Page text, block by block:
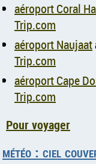
aéroport Coral
Trip.com
aéroport Naujaat
Trip.com
aéroport Cape
Trip.com
Pour voyager
météo : ciel